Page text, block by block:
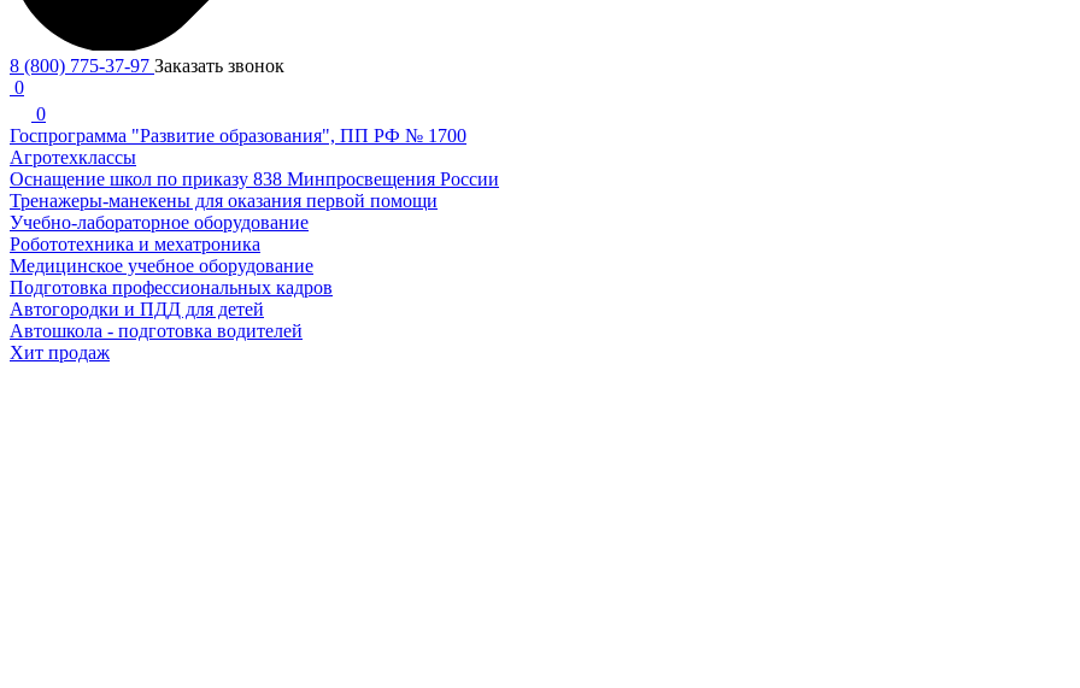
8 (800) 775-37-97 Заказать звонок
0
0
Госпрограмма "Развитие образования", ПП РФ № 1700
Агротехклассы
Оснащение школ по приказу 838 Минпросвещения России
Тренажеры-манекены для оказания первой помощи
Учебно-лабораторное оборудование
Робототехника и мехатроника
Медицинское учебное оборудование
Подготовка профессиональных кадров
Автогородки и ПДД для детей
Автошкола - подготовка водителей
Хит продаж